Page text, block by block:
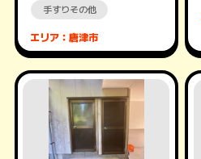
手すりその他
エリア：唐津市